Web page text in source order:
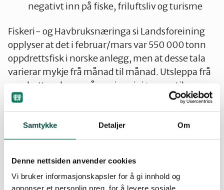
Samtykke Detaljer Om
Denne nettsiden anvender cookies
Vi bruker informasjonskapsler for å gi innhold og
annonser et personlig preg, for å levere sosiale
negativt inn på fiske, friluftsliv og turisme
Fiskeri- og Havbruksnæringa si Landsforeining
opplyser at det i februar/mars var 550 000 tonn
oppdrettsfisk i norske anlegg, men at desse tala
varierar mykje frå månad til månad. Utsleppa frå
oppdrettsanlegga går ureinsa i sjøen, og tilsvarar
no utslepp frå nær to gonger Noregs befolkning
(KLIF/tidl. SFT).
Utslepp av næringssalt frå eit middels stort
laks, tilsvarar eit utslepp frå ein by på rundt 50
000 innbyggarar. Anlegget som det er snakk om